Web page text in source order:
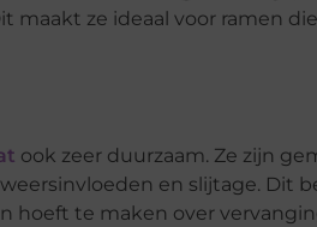
maakt ze ideaal voor ramen
ook zeer duurzaam. Ze zijn
en slijtage. Dit
hoeft te maken over